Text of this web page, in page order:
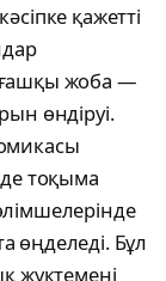
қажетті
жоба —
өндіруі.
тоқыма
өңделеді. Бұл
жүктемені